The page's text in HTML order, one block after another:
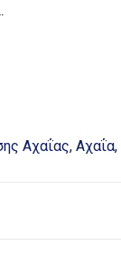
Αχαΐας Αχαΐα